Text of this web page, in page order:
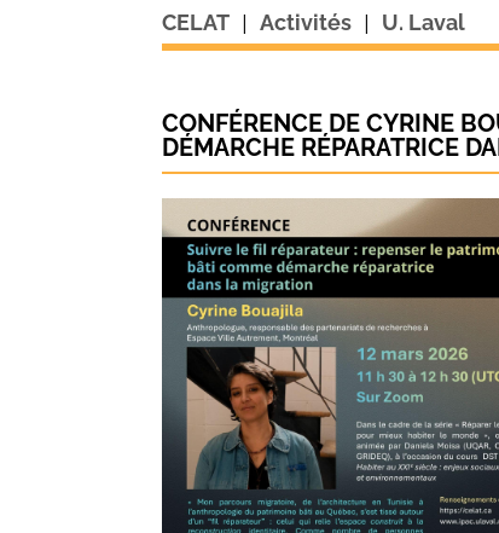
CELAT | Activités | U. Laval
CONFÉRENCE DE CYRINE
DÉMARCHE RÉPARATRICE